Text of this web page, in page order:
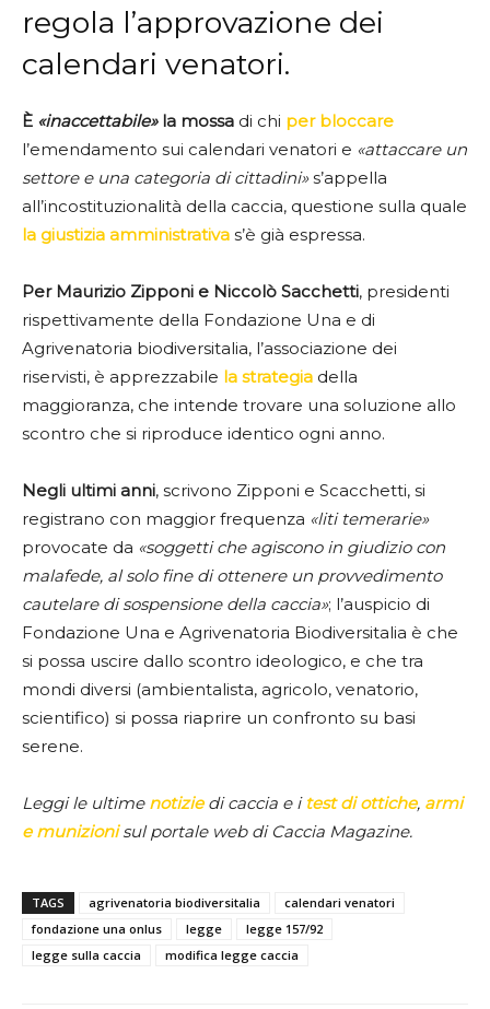
regola l’approvazione dei
calendari venatori.
È «inaccettabile»la mossa di chi per bloccare
l’emendamento sui calendari venatori e «attaccare un
settore e una categoria di cittadini»s’appella
all’incostituzionalità della caccia, questione sulla quale
la giustizia amministrativa s’è già espressa.
Per Maurizio Zipponi e Niccolò Sacchetti, presidenti
rispettivamente della Fondazione Una e di
Agrivenatoria biodiversitalia, l’associazione dei
riservisti, è apprezzabile la strategia della
maggioranza, che intende trovare una soluzione allo
scontro che si riproduce identico ogni anno.
Negli ultimi anni, scrivono Zipponi e Scacchetti, si
registrano con maggior frequenza «liti temerarie»
provocate da «soggetti che agiscono in giudizio con
malafede, al solo fine di ottenere un provvedimento
cautelare di sospensione della caccia»; l’auspicio di
Fondazione Una e Agrivenatoria Biodiversitalia è che
si possa uscire dallo scontro ideologico, e che tra
mondi diversi (ambientalista, agricolo, venatorio,
scientifico) si possa riaprire un confronto su basi
serene.
Leggi le ultime notiziedi caccia e i test di ottiche, armi
e munizionisul portale web di Caccia Magazine.
TAGS agrivenatoria biodiversitalia
calendari venatori
fondazione una onlus
legge
legge 157/92
legge sulla caccia
modifica legge caccia